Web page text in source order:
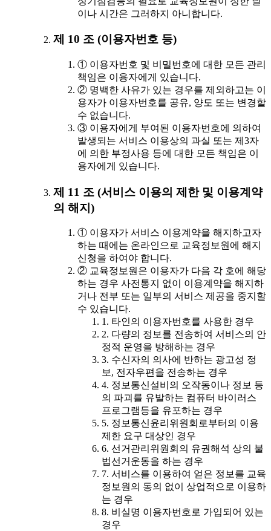
이나 시간은 그러하지 아니합니다.
제 10 조 (이용자번호 등)
① 이용자번호 및 비밀번호에 대한 모든 관리
책임은 이용자에게 있습니다.
② 명백한 사유가 있는 경우를 제외하고는 이
용자가 이용자번호를 공유, 양도 또는 변경할
수 없습니다.
③ 이용자에게 부여된 이용자번호에 의하여
발생되는 서비스 이용상의 과실 또는 제3자
에 의한 부정사용 등에 대한 모든 책임은 이
용자에게 있습니다.
제 11 조 (서비스 이용의 제한 및 이용계약
의 해지)
① 이용자가 서비스 이용계약을 해지하고자
하는 때에는 온라인으로 교육정보원에 해지
신청을 하여야 합니다.
② 교육정보원은 이용자가 다음 각 호에 해당
하는 경우 사전통지 없이 이용계약을 해지하
거나 전부 또는 일부의 서비스 제공을 중지할
수 있습니다.
1. 타인의 이용자번호를 사용한 경우
2. 다량의 정보를 전송하여 서비스의 안
정적 운영을 방해하는 경우
3. 수신자의 의사에 반하는 광고성 정
보, 전자우편을 전송하는 경우
4. 정보통신설비의 오작동이나 정보 등
의 파괴를 유발하는 컴퓨터 바이러스
프로그램등을 유포하는 경우
5. 정보통신윤리위원회로부터의 이용
제한 요구 대상인 경우
6. 선거관리위원회의 유권해석 상의 불
법선거운동을 하는 경우
7. 서비스를 이용하여 얻은 정보를 교육
정보원의 동의 없이 상업적으로 이용하
는 경우
8. 비실명 이용자번호로 가입되어 있는
경우